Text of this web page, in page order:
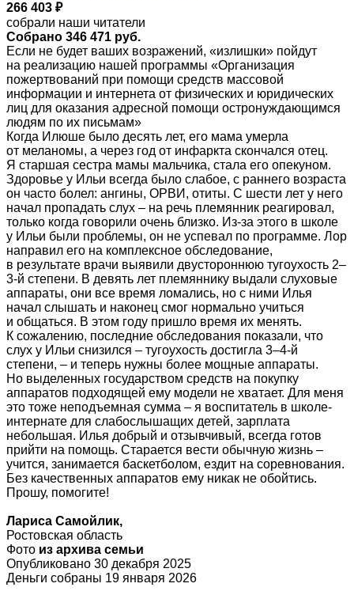
266 403 ₽
собрали наши читатели
Собрано 346 471 руб.
Если не будет ваших возражений, «излишки» пойдут
на реализацию нашей программы «Организация
пожертвований при помощи средств массовой
информации и интернета от физических и юридических
лиц для оказания адресной помощи остронуждающимся
людям по их письмам»
Когда Илюше было десять лет, его мама умерла
от меланомы, а через год от инфаркта скончался отец.
Я старшая сестра мамы мальчика, стала его опекуном.
Здоровье у Ильи всегда было слабое, с раннего возраста
он часто болел: ангины, ОРВИ, отиты. С шести лет у него
начал пропадать слух – на речь племянник реагировал,
только когда говорили очень близко. Из-за этого в школе
у Ильи были проблемы, он не успевал по программе. Лор
направил его на комплексное обследование,
в результате врачи выявили двустороннюю тугоухость 2–
3-й степени. В девять лет племяннику выдали слуховые
аппараты, они все время ломались, но с ними Илья
начал слышать и наконец смог нормально учиться
и общаться. В этом году пришло время их менять.
К сожалению, последние обследования показали, что
слух у Ильи снизился – тугоухость достигла 3–4-й
степени, – и теперь нужны более мощные аппараты.
Но выделенных государством средств на покупку
аппаратов подходящей ему модели не хватает. Для меня
это тоже неподъемная сумма – я воспитатель в школе-
интернате для слабослышащих детей, зарплата
небольшая. Илья добрый и отзывчивый, всегда готов
прийти на помощь. Старается вести обычную жизнь –
учится, занимается баскетболом, ездит на соревнования.
Без качественных аппаратов ему никак не обойтись.
Прошу, помогите!
Лариса Самойлик,
Ростовская область
Фото из архива семьи
Опубликовано 30 декабря 2025
Деньги собраны 19 января 2026